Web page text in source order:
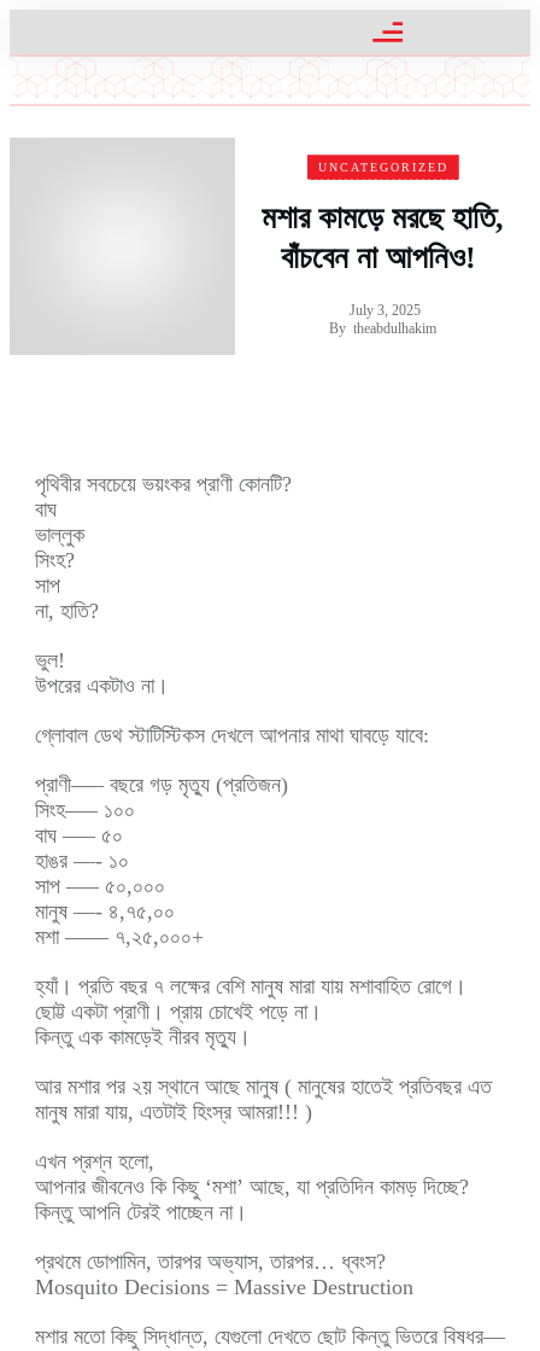
UNCATEGORIZED
মশার কামড়ে মরছে হাতি,
বাঁচবেন না আপনিও!
July 3, 2025
Bytheabdulhakim
পৃথিবীর সবচেয়ে ভয়ংকর প্রাণী কোনটি?
বাঘ
ভাল্লুক
সিংহ?
সাপ
না, হাতি?
ভুল!
উপরের একটাও না।
গ্লোবাল ডেথ স্টাটিস্টিকস দেখলে আপনার মাথা ঘাবড়ে যাবে:
প্রাণী—– বছরে গড় মৃত্যু (প্রতিজন)
সিংহ—– ১০০
বাঘ —– ৫০
হাঙর —- ১০
সাপ —– ৫০,০০০
মানুষ —- ৪,৭৫,০০
মশা —— ৭,২৫,০০০+
হ্যাঁ। প্রতি বছর ৭ লক্ষের বেশি মানুষ মারা যায় মশাবাহিত রোগে।
ছোট্ট একটা প্রাণী। প্রায় চোখেই পড়ে না।
কিন্তু এক কামড়েই নীরব মৃত্যু।
আর মশার পর ২য় স্থানে আছে মানুষ ( মানুষের হাতেই প্রতিবছর এত
মানুষ মারা যায়, এতটাই হিংস্র আমরা!!! )
এখন প্রশ্ন হলো,
আপনার জীবনেও কি কিছু ‘মশা’ আছে, যা প্রতিদিন কামড় দিচ্ছে?
কিন্তু আপনি টেরই পাচ্ছেন না।
প্রথমে ডোপামিন, তারপর অভ্যাস, তারপর… ধ্বংস?
Mosquito Decisions = Massive Destruction
মশার মতো কিছু সিদ্ধান্ত, যেগুলো দেখতে ছোট কিন্তু ভিতরে বিষধর—